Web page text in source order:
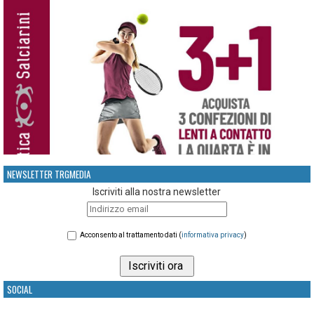
NEWSLETTER TRGMEDIA
Iscriviti alla nostra newsletter
Acconsento al trattamento dati (informativa privacy)
SOCIAL